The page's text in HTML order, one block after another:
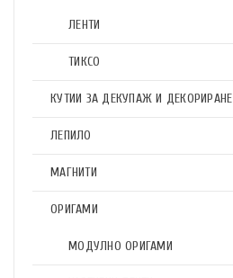
ЛЕНТИ
ТИКСО
КУТИИ ЗА ДЕКУПАЖ И ДЕКОРИРАНЕ
ЛЕПИЛО
МАГНИТИ
ОРИГАМИ
МОДУЛНО ОРИГАМИ